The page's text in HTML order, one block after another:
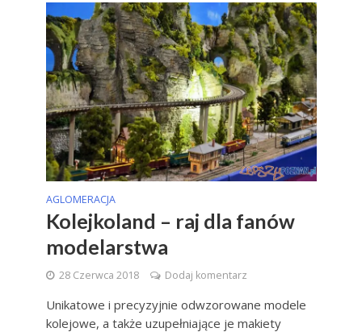
AGLOMERACJA
Kolejkoland – raj dla fanów
modelarstwa
28 Czerwca 2018 Dodaj komentarz
Unikatowe i precyzyjnie odwzorowane modele
kolejowe, a także uzupełniające je makiety